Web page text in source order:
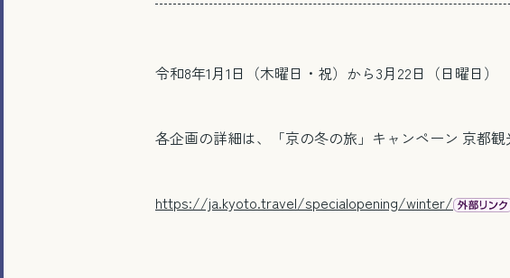
令和8年1月1日（木曜日・祝）から3月22日（日曜日）
各企画の詳細は、「京の冬の旅」キャンペーン 京都観
https://ja.kyoto.travel/specialopening/winter/